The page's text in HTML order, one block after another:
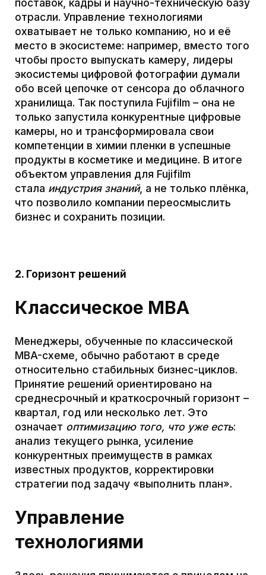
Управление
технологиями
Здесь решения принимаются с прицелом на
десятилетия вперёд. Это означаетзапуск и
формирование новых отраслей, а не
только бизнес-подразделений. Архитектор
технологической среды думает о том, как
отрасль будет выглядеть через 10–20 лет,
о появлении прорывных продуктов и
бизнес-моделей. Он вкладывает ресурсы в
гипотезы, которые долго не окупаются, но
могут открыть новые рынки.
3. Работа с неопределённостью
уменьшать неопределённость: сбор
диверсификация рисков. Менеджеры
стремятся к управляемости: ставят KPI,
неудач. Это работает в условиях
относительно предсказуемой среды. Но в
технике 2020-х перемен становится всё
больше, и подход «минимизируй риск»
часто оказывается недостаточным.
Управление
технологиями
Наоборот, технологические лидеры
рассматривают неопределённость как
норму и ресурс. Они создают гибкие
структуры, в которыхускоренное
изменениямвстроены в культуру. Как
отмечают авторы управленческих трендов,
архитектора будет заключаться в
изменениям